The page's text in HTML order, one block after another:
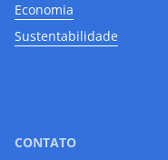
Economia
Sustentabilidade
CONTATO